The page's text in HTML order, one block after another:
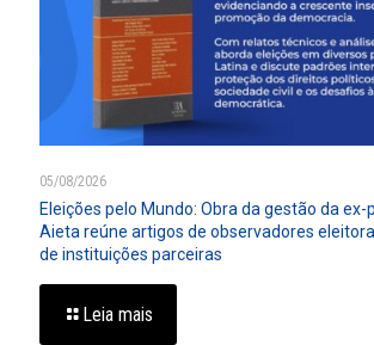
05/08/2026
Eleições pelo Mundo: Obra da gestão da
Aieta reúne artigos de observadores
de instituições parceiras
Leia mais